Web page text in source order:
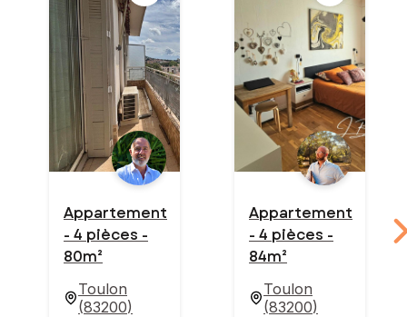
Appartement
- 4 pièces -
80m²
Toulon
(83200)
Appartement
- 4 pièces -
84m²
Toulon
(83200)